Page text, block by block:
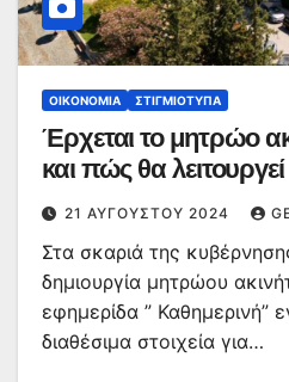
ΟΙΚΟΝΟΜΊΑ ΣΤΙΓΜΙΌΤΥΠΑ
Έρχεται το μητρώο
και πώς θα λειτουργεί
21 ΑΥΓΟΎΣΤΟΥ 2024
Στα σκαριά της
δημιουργία μητρώου
εφημερίδα ” Καθημερινή”
διαθέσιμα στοιχεία για…